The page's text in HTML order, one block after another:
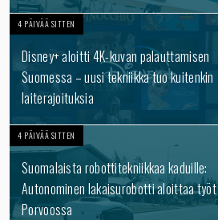
4 PÄIVÄÄ SITTEN
Disney+ aloitti 4K-kuvan palauttamisen
Suomessa – uusi tekniikka tuo kuitenkin
laiterajoituksia
4 PÄIVÄÄ SITTEN
Suomalaista robottitekniikkaa kaduille:
Autonominen lakaisurobotti aloittaa työt
Porvoossa